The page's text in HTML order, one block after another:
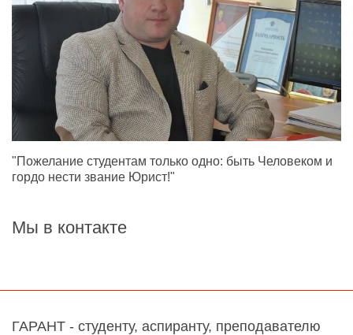
"Пожелание студентам только одно: быть Человеком и
гордо нести звание Юрист!"
Мы в контакте
ГАРАНТ - студенту, аспиранту, преподавателю